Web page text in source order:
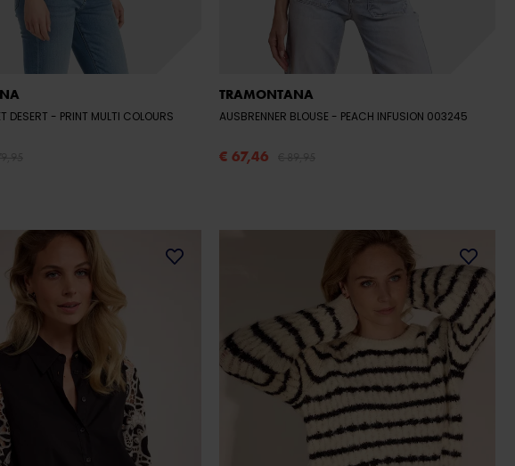
DESERT - PRINT MULTI COLOURS
TRAMONTANA
AUSBRENNER BLOUSE - PEACH INFUSION 003245
€ 67,46